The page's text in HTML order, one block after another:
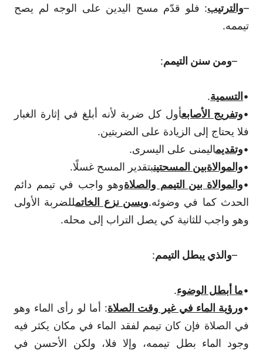
–والترتيب: فلو قدّم مسح اليدين على الوجه لم يصح
تيممه.
–ومن سنن التيمم:
• التسمية.
•وتفريج الأصابعأول كل ضربة لأنه أبلغ في إثارة الغبار
فلا يحتاج إلى الزيادة على الضربتين.
•وتقديماليمنى على اليسرى.
•والموالاةبين المسحتينبتقدير المسح غسلًا.
•والموالاة بين التيمم والصلاةوهو واجب في تيمم دائم
الحدث كما في وضوئه.ويسن نزع الخاتمللضربة الأولى
وهو واجب للثانية كي يصل التراب إلى محله.
–والذي يبطل التيمم:
•ما أبطل الوضوء.
•ورؤية الماء في غير وقت الصلاة: أما لو رأى الماء وهو
في الصلاة فإن كان تيمم لفقد الماء في مكان يكثر فيه
وجود الماء بطل تيممه، وإلا فلا، ولكن الأحسن في